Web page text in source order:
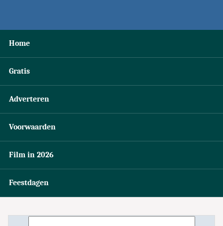
Home
Gratis
Adverteren
Voorwaarden
Film in 2026
Feestdagen